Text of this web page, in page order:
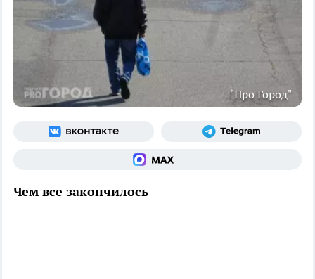
"Про Город"
Чем все закончилось